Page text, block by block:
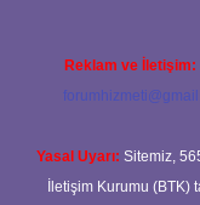
Reklam ve İletişim:
Yasal Uyarı: Sitemiz,
İletişim Kurumu (BTK)